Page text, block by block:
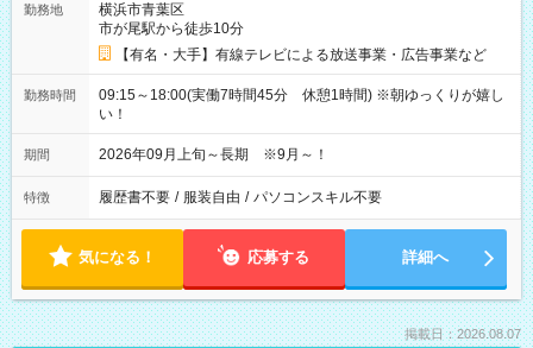
勤務地
横浜市青葉区
市が尾駅から徒歩10分
【有名・大手】有線テレビによる放送事業・広告事業など
勤務時間
09:15～18:00(実働7時間45分 休憩1時間) ※朝ゆっくりが嬉し
い！
期間 2026年09月上旬～長期 ※9月～！
特徴 履歴書不要 / 服装自由 / パソコンスキル不要
気になる！ 応募する 詳細へ
掲載日：2026.08.07